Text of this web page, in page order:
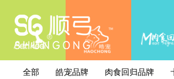
全部 皓宠品牌 肉食回归品牌